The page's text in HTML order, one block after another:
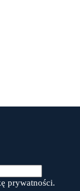
prywatności.